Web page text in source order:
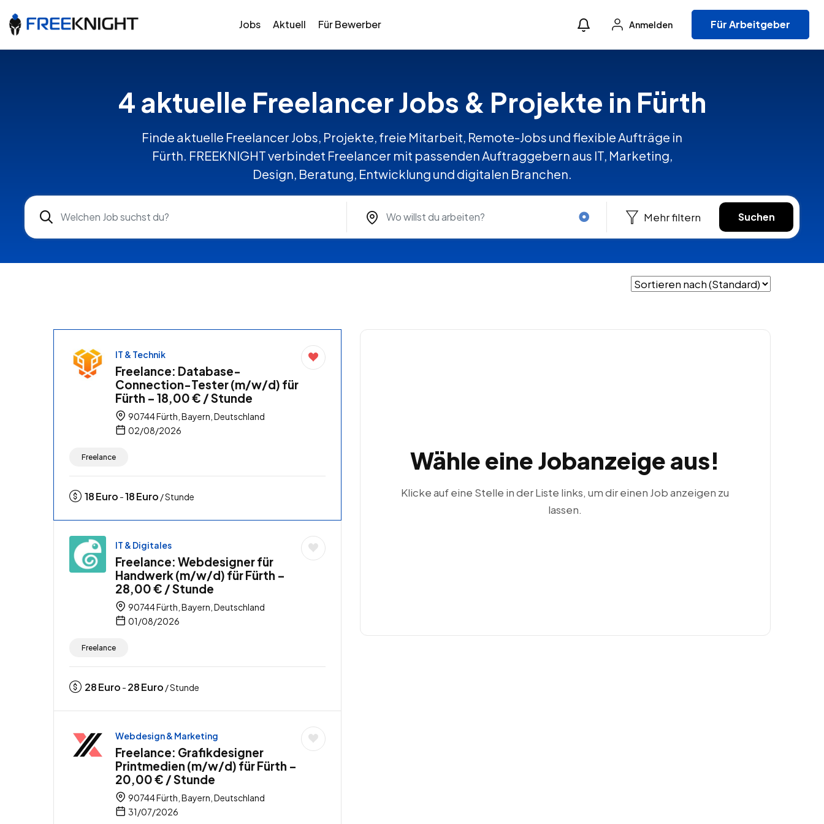
Jobs Aktuell Für Bewerber Anmelden Für Arbeitgeber
4 aktuelle Freelancer Jobs & Projekte in Fürth
Finde aktuelle Freelancer Jobs, Projekte, freie Mitarbeit, Remote-Jobs und flexible Aufträge in
Fürth. FREEKNIGHT verbindet Freelancer mit passenden Auftraggebern aus IT, Marketing,
Design, Beratung, Entwicklung und digitalen Branchen.
Mehr filtern Suchen
IT & Technik
Freelance: Database-
Connection-Tester (m/w/d) für
Fürth – 18,00 € / Stunde
90744 Fürth, Bayern, Deutschland
02/08/2026
Freelance
18Euro -18Euro / Stunde
IT & Digitales
Freelance: Webdesigner für
Handwerk (m/w/d) für Fürth –
28,00 € / Stunde
90744 Fürth, Bayern, Deutschland
01/08/2026
Freelance
28Euro - 28Euro / Stunde
Webdesign & Marketing
Freelance: Grafikdesigner
Printmedien (m/w/d) für Fürth –
20,00 € / Stunde
90744 Fürth, Bayern, Deutschland
31/07/2026
Wähle eine Jobanzeige aus!
Klicke auf eine Stelle in der Liste links, um dir einen Job anzeigen zu
lassen.